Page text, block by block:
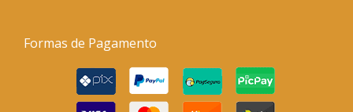
Formas de Pagamento